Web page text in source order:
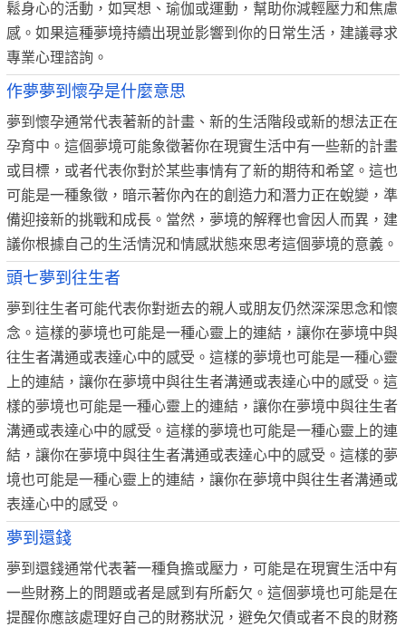
鬆身心的活動，如冥想、瑜伽或運動，幫助你減輕壓力和焦慮
感。如果這種夢境持續出現並影響到你的日常生活，建議尋求
專業心理諮詢。
作夢夢到懷孕是什麼意思
夢到懷孕通常代表著新的計畫、新的生活階段或新的想法正在
孕育中。這個夢境可能象徵著你在現實生活中有一些新的計畫
或目標，或者代表你對於某些事情有了新的期待和希望。這也
可能是一種象徵，暗示著你內在的創造力和潛力正在蛻變，準
備迎接新的挑戰和成長。當然，夢境的解釋也會因人而異，建
議你根據自己的生活情況和情感狀態來思考這個夢境的意義。
頭七夢到往生者
夢到往生者可能代表你對逝去的親人或朋友仍然深深思念和懷
念。這樣的夢境也可能是一種心靈上的連結，讓你在夢境中與
往生者溝通或表達心中的感受。這樣的夢境也可能是一種心靈
上的連結，讓你在夢境中與往生者溝通或表達心中的感受。這
樣的夢境也可能是一種心靈上的連結，讓你在夢境中與往生者
溝通或表達心中的感受。這樣的夢境也可能是一種心靈上的連
結，讓你在夢境中與往生者溝通或表達心中的感受。這樣的夢
境也可能是一種心靈上的連結，讓你在夢境中與往生者溝通或
表達心中的感受。
夢到還錢
夢到還錢通常代表著一種負擔或壓力，可能是在現實生活中有
一些財務上的問題或者是感到有所虧欠。這個夢境也可能是在
提醒你應該處理好自己的財務狀況，避免欠債或者不良的財務